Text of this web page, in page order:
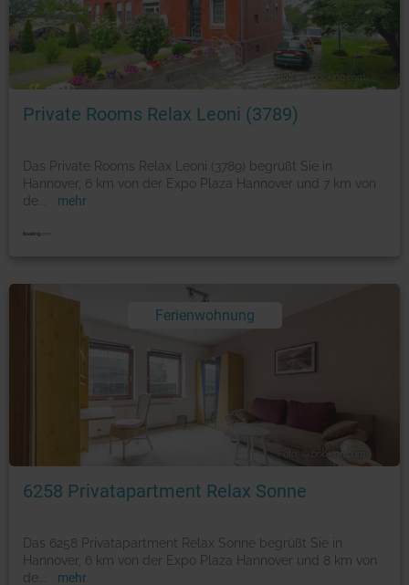
Foto: © booking.com
Private Rooms Relax Leoni (3789)
Das Private Rooms Relax Leoni (3789) begrüßt Sie in
Hannover, 6 km von der Expo Plaza Hannover und 7 km von
de
mehr
Ferienwohnung
Foto: © booking.com
6258 Privatapartment Relax Sonne
Das 6258 Privatapartment Relax Sonne begrüßt Sie in
Hannover, 6 km von der Expo Plaza Hannover und 8 km von
de
mehr